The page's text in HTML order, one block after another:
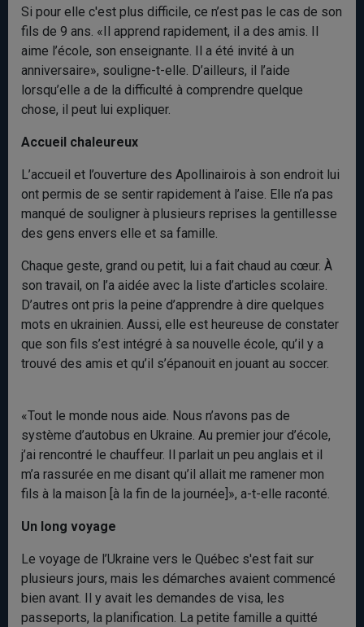
Si pour elle c'est plus difficile, ce n’est pas le cas de son
fils de 9 ans. «Il apprend rapidement, il a des amis. Il
aime l’école, son enseignante. Il a été invité à un
anniversaire», souligne-t-elle. D’ailleurs, il l’aide
lorsqu’elle a de la difficulté à comprendre quelque
chose, il peut lui expliquer.
Accueil chaleureux
L’accueil et l’ouverture des Apollinairois à son endroit lui
ont permis de se sentir rapidement à l’aise. Elle n’a pas
manqué de souligner à plusieurs reprises la gentillesse
des gens envers elle et sa famille.
Chaque geste, grand ou petit, lui a fait chaud au cœur. À
son travail, on l’a aidée avec la liste d’articles scolaire.
D’autres ont pris la peine d’apprendre à dire quelques
mots en ukrainien. Aussi, elle est heureuse de constater
que son fils s’est intégré à sa nouvelle école, qu’il y a
trouvé des amis et qu’il s’épanouit en jouant au soccer.
«Tout le monde nous aide. Nous n’avons pas de
système d’autobus en Ukraine. Au premier jour d’école,
j’ai rencontré le chauffeur. Il parlait un peu anglais et il
m’a rassurée en me disant qu’il allait me ramener mon
fils à la maison [à la fin de la journée]», a-t-elle raconté.
Un long voyage
Le voyage de l’Ukraine vers le Québec s'est fait sur
plusieurs jours, mais les démarches avaient commencé
bien avant. Il y avait les demandes de visa, les
passeports, la planification. La petite famille a quitté